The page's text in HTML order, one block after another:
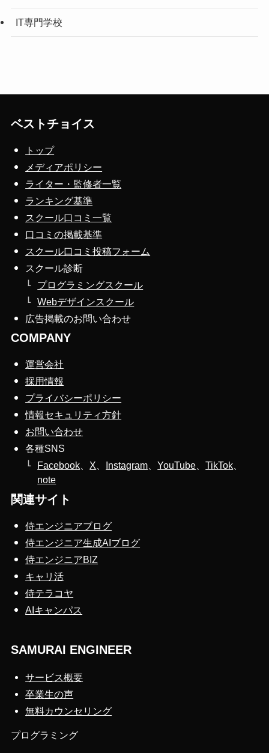
IT専門学校
ベストチョイス
トップ
メディアポリシー
ライター・監修者一覧
ランキング基準
スクール口コミ一覧
口コミの掲載基準
スクール口コミ投稿フォーム
スクール診断
プログラミングスクール
Webデザインスクール
広告掲載のお問い合わせ
COMPANY
運営会社
採用情報
プライバシーポリシー
情報セキュリティ方針
お問い合わせ
各種SNS
Facebook
X Instagram 、YouTube 、TikTok
note
関連サイト
侍エンジニアブログ
侍エンジニア生成AIブログ
侍エンジニアBIZ
キャリ活
侍テラコヤ
AIキャンパス
SAMURAI ENGINEER
サービス概要
卒業生の声
無料カウンセリング
プログラミング